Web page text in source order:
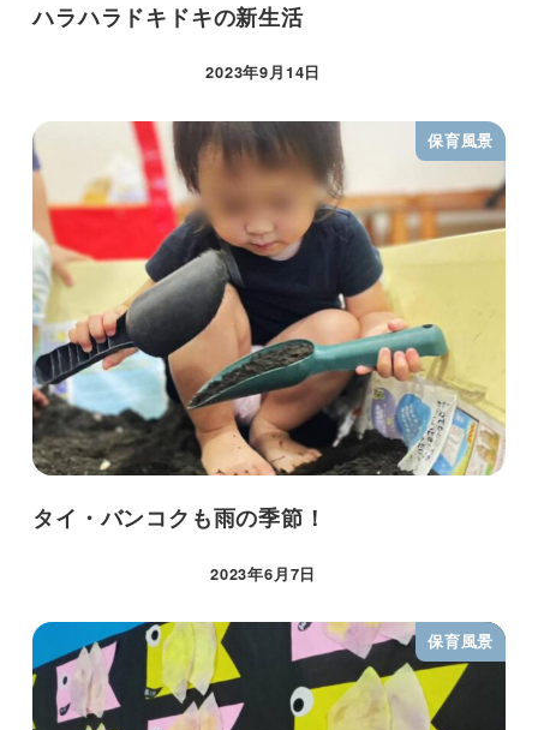
ハラハラドキドキの新生活
2023年9月14日
保育風景
タイ・バンコクも雨の季節！
2023年6月7日
保育風景